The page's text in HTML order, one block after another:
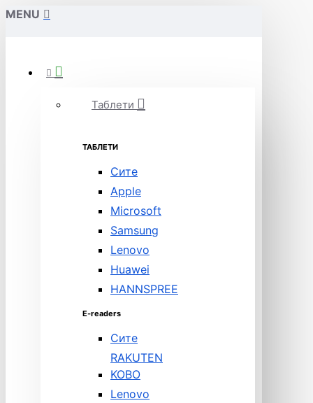
MENU
Таблети
ТАБЛЕТИ
Сите
Apple
Microsoft
Samsung
Lenovo
Huawei
HANNSPREE
E-readers
Сите
RAKUTEN
KOBO
Lenovo